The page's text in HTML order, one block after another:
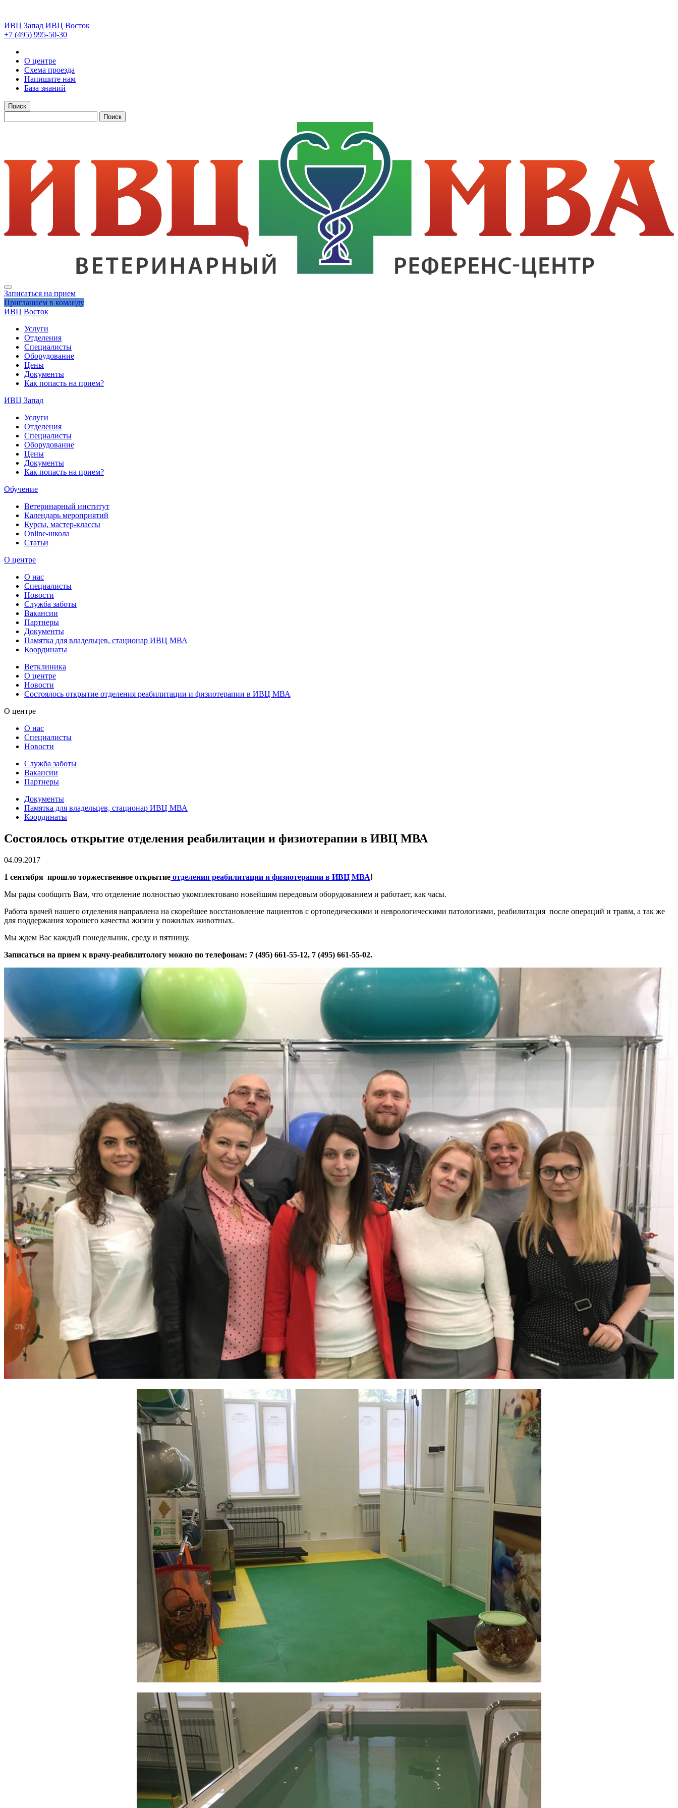
ИВЦ Запад ИВЦ Восток
+7 (495) 995-50-30
О центре
Схема проезда
Напишите нам
База знаний
Поиск
Поиск
Записаться на прием
Приглашаем в команду
ИВЦ Восток
Услуги
Отделения
Специалисты
Оборудование
Цены
Документы
Как попасть на прием?
ИВЦ Запад
Услуги
Отделения
Специалисты
Оборудование
Цены
Документы
Как попасть на прием?
Обучение
Ветеринарный институт
Календарь мероприятий
Курсы, мастер-классы
Online-школа
Статьи
О центре
О нас
Специалисты
Новости
Служба заботы
Вакансии
Партнеры
Документы
Памятка для владельцев, стационар ИВЦ МВА
Координаты
Ветклиника
О центре
Новости
Состоялось открытие отделения реабилитации и физиотерапии в ИВЦ МВА
О центре
О нас
Специалисты
Новости
Служба заботы
Вакансии
Партнеры
Документы
Памятка для владельцев, стационар ИВЦ МВА
Координаты
Состоялось открытие отделения реабилитации и физиотерапии в ИВЦ МВА
04.09.2017
1 сентября прошло торжественное открытие отделения реабилитации и физиотерапии в ИВЦ МВА!
Мы рады сообщить Вам, что отделение полностью укомплектовано новейшим передовым оборудованием и работает, как часы.
Работа врачей нашего отделения направлена на скорейшее восстановление пациентов с ортопедическими и неврологическими патологиями, реабилитация после операций и травм, а так же
для поддержания хорошего качества жизни у пожилых животных.
Мы ждем Вас каждый понедельник, среду и пятницу.
Записаться на прием к врачу-реабилитологу можно по телефонам: 7 (495) 661-55-12, 7 (495) 661-55-02.